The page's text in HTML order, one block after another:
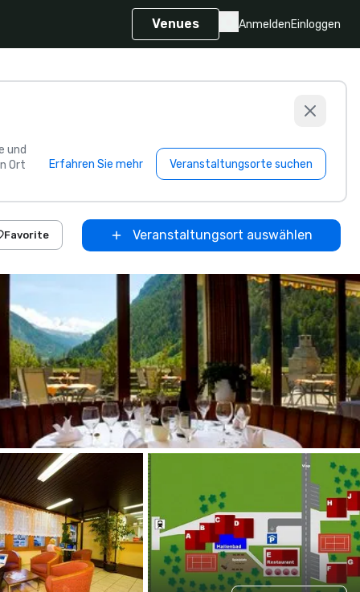
Venues AnmeldenEinloggen
und
Ort
Erfahren Sie mehr Veranstaltungsorte suchen
Favorite Veranstaltungsort auswählen